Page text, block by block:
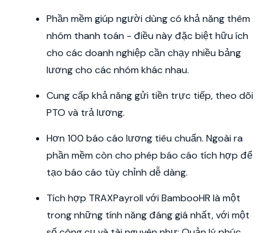
Phần mềm giúp người dùng có khả năng thêm
nhóm thanh toán - điều này đặc biệt hữu ích
cho các doanh nghiệp cần chạy nhiều bảng
lương cho các nhóm khác nhau.
Cung cấp khả năng gửi tiền trực tiếp, theo dõi
PTO và trả lương.
Hơn 100 báo cáo lương tiêu chuẩn. Ngoài ra
phần mềm còn cho phép báo cáo tích hợp để
tạo báo cáo tùy chỉnh dễ dàng.
Tích hợp TRAXPayroll với BambooHR là một
trong những tính năng đáng giá nhất, với một